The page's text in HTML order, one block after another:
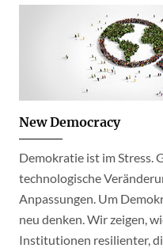
New Democracy
Demokratie ist im Stress.
technologische
Anpassungen. Um
neu denken. Wir zeigen,
Institutionen resilienter,